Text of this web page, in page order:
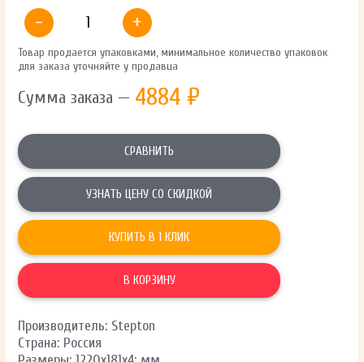
-
+
Товар продается упаковками, минимальное количество упаковок
для заказа уточняйте у продавца
Сумма заказа — 4884₽
СРАВНИТЬ
УЗНАТЬ ЦЕНУ СО СКИДКОЙ
КУПИТЬ В 1 КЛИК
В КОРЗИНУ
Производитель: Stepton
Страна: Россия